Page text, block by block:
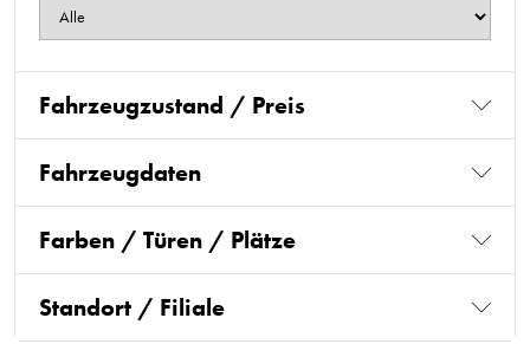
Fahrzeugzustand / Preis
Fahrzeugdaten
Farben / Türen / Plätze
Standort / Filiale